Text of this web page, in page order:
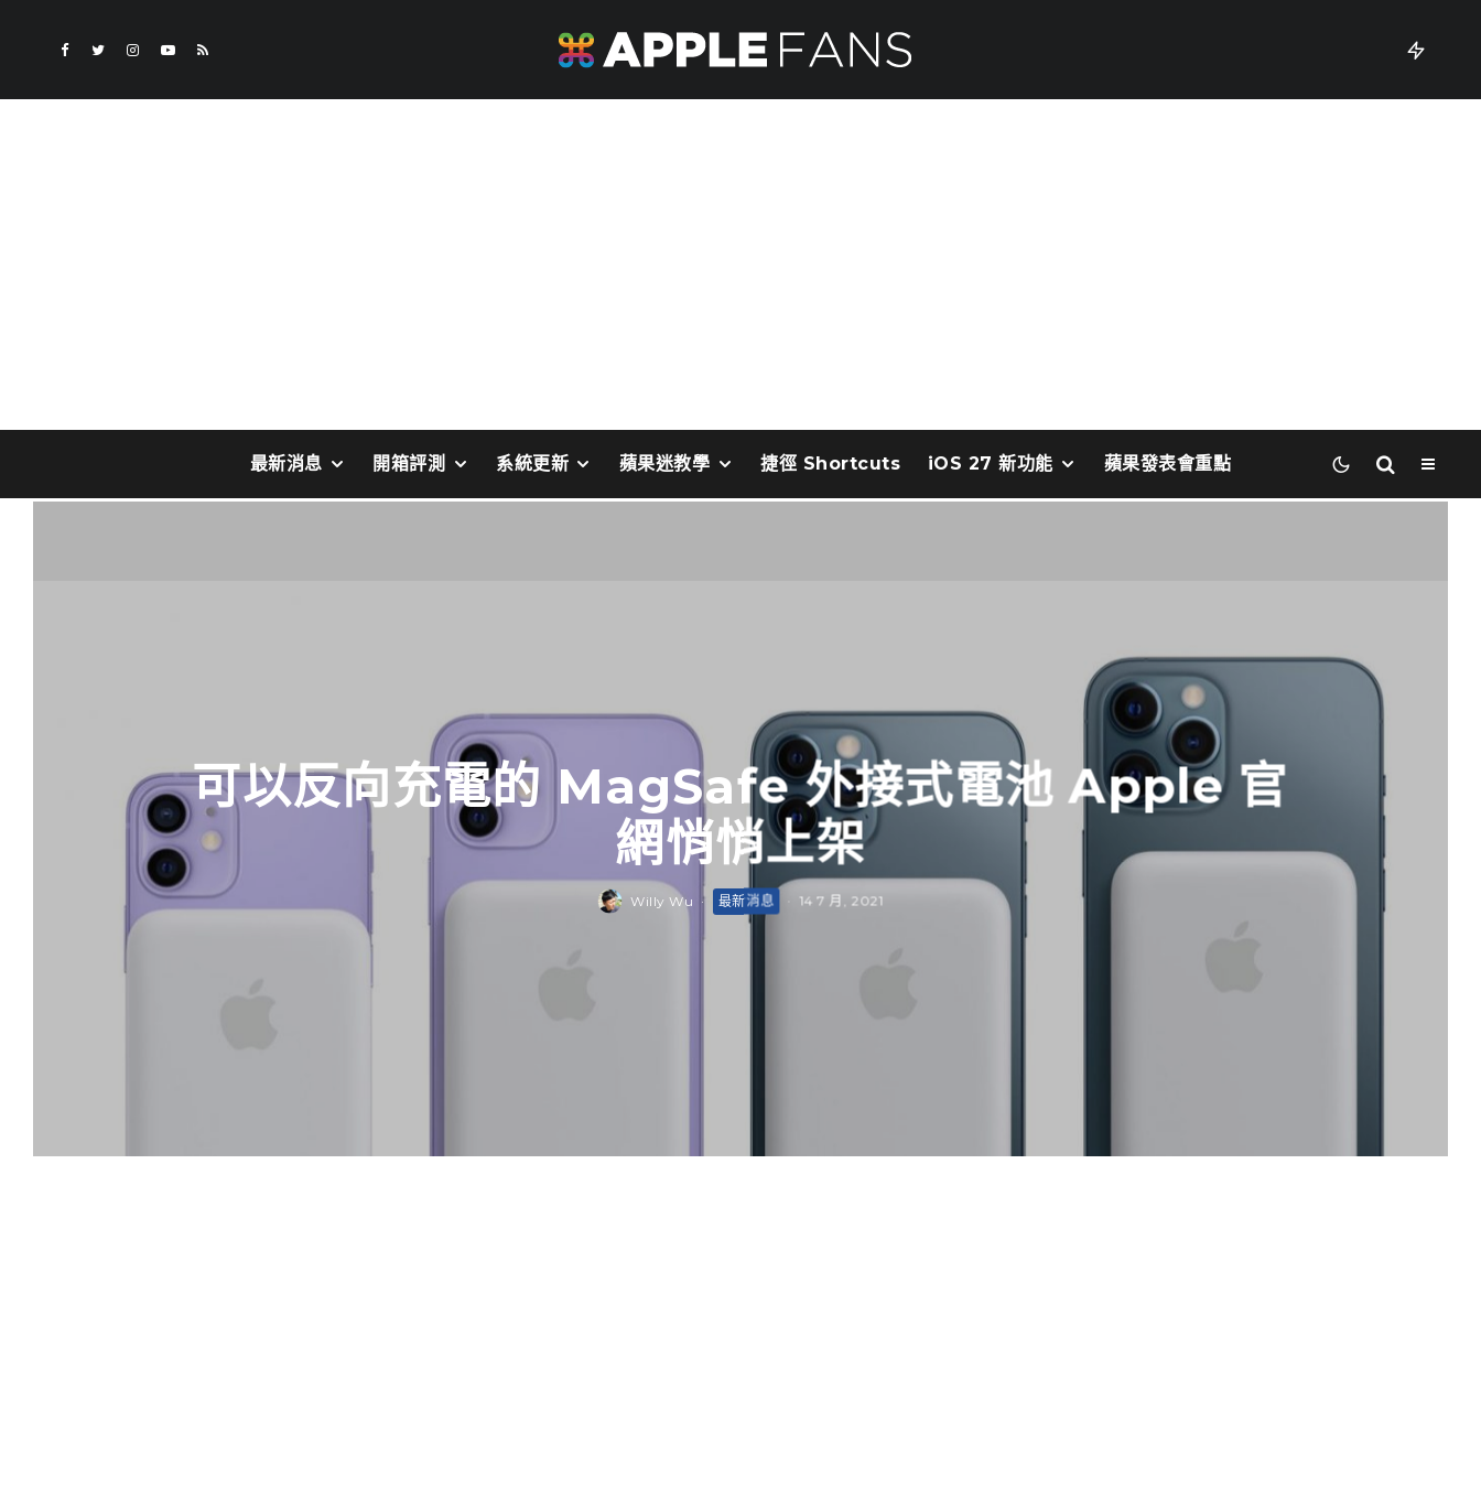
最新消息 開箱評測 系統更新 蘋果迷教學 捷徑 Shortcuts iOS 27 新功能 蘋果發表會重點
可以反向充電的 MagSafe 外接式電池 Apple 官
網悄悄上架
Willy Wu · 最新消息 14 7 月, 2021